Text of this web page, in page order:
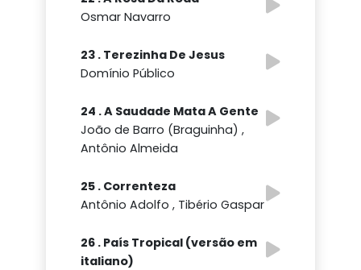
Osmar Navarro
23 . Terezinha De Jesus
Domínio Público
24 . A Saudade Mata A Gente
João de Barro (Braguinha) ,
Antônio Almeida
25 . Correnteza
Antônio Adolfo , Tibério Gaspar
26 . País Tropical (versão em
italiano)